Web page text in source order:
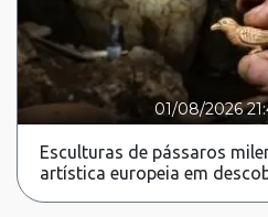
01/08/2026
Esculturas de pássaros
artística europeia em